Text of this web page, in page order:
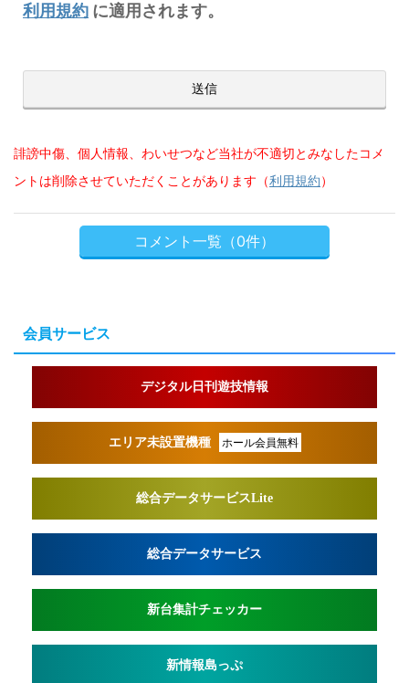
利用規約 に適用されます。
誹謗中傷、個人情報、わいせつなど当社が不適切とみなしたコメ
ントは削除させていただくことがあります（利用規約）
コメント一覧（0件）
会員サービス
デジタル日刊遊技情報
エリア未設置機種 ホール会員無料
総合データサービスLite
総合データサービス
新台集計チェッカー
新情報島っぷ